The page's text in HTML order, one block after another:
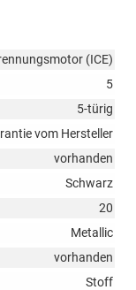
(ICE)
5
5-türig
vom Hersteller
vorhanden
Schwarz
20
Metallic
vorhanden
Stoff